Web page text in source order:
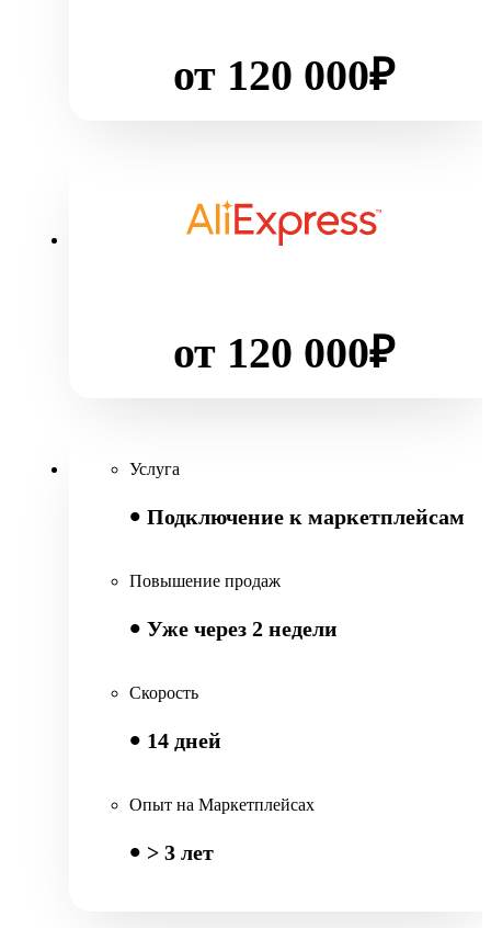
от 120 000₽
от 120 000₽
Услуга
Подключение к маркетплейсам
Повышение продаж
Уже через 2 недели
Скорость
14 дней
Опыт на Маркетплейсах
> 3 лет